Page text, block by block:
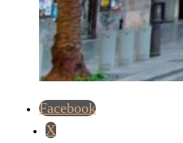
Facebook
X